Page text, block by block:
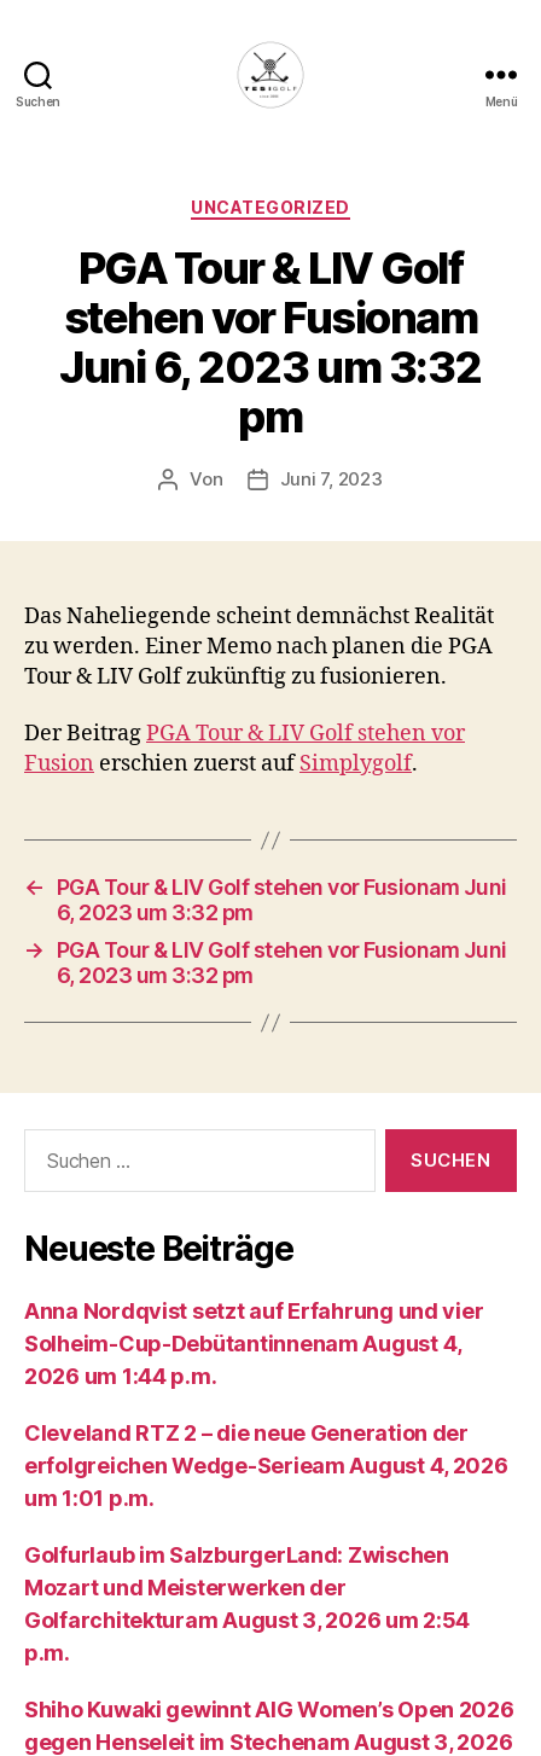
Suchen
Deine
Plattform
für
Golfbegeisterte!
Menü
Kategorien
UNCATEGORIZED
PGA Tour & LIV Golf
stehen vor Fusionam
Juni 6, 2023 um 3:32
pm
Beitragsautor
Von Veröffentlichungsdatum
Juni 7, 2023
Das Naheliegende scheint demnächst Realität
zu werden. Einer Memo nach planen die PGA
Tour & LIV Golf zukünftig zu fusionieren.
Der BeitragPGA Tour & LIV Golf stehen vor
Fusion erschien zuerst aufSimplygolf.
←
PGA Tour & LIV Golf stehen vor Fusionam Juni
6, 2023 um 3:32 pm
→
PGA Tour & LIV Golf stehen vor Fusionam Juni
6, 2023 um 3:32 pm
nach:
Neueste Beiträge
Anna Nordqvist setzt auf Erfahrung und vier
Solheim-Cup-Debütantinnenam August 4,
2026 um 1:44 p.m.
Cleveland RTZ 2 – die neue Generation der
erfolgreichen Wedge-Serieam August 4, 2026
um 1:01 p.m.
Golfurlaub im SalzburgerLand: Zwischen
Mozart und Meisterwerken der
Golfarchitekturam August 3, 2026 um 2:54
p.m.
Shiho Kuwaki gewinnt AIG Women’s Open 2026
gegen Henseleit im Stechenam August 3, 2026